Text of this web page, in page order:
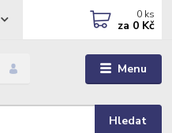
Menu
Hledat
0 ks
za 0 Kč